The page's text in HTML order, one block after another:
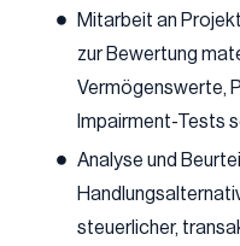
Mitarbeit an
zur Bewertung
Vermögenswerte,
Impairment-Tests
Analyse und
steuerlicher,